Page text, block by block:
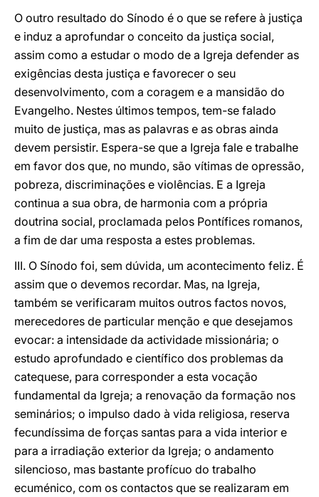
O outro resultado do Sínodo é o que se refere à justiça
e induz a aprofundar o conceito da justiça social,
assim como a estudar o modo de a Igreja defender as
exigências desta justiça e favorecer o seu
desenvolvimento, com a coragem e a mansidão do
Evangelho. Nestes últimos tempos, tem-se falado
muito de justiça, mas as palavras e as obras ainda
devem persistir. Espera-se que a Igreja fale e trabalhe
em favor dos que, no mundo, são vítimas de opressão,
pobreza, discriminações e violências. E a Igreja
continua a sua obra, de harmonia com a própria
doutrina social, proclamada pelos Pontífices romanos,
a fim de dar uma resposta a estes problemas.
III. O Sínodo foi, sem dúvida, um acontecimento feliz. É
assim que o devemos recordar. Mas, na Igreja,
também se verificaram muitos outros factos novos,
merecedores de particular menção e que desejamos
evocar: a intensidade da actividade missionária; o
estudo aprofundado e científico dos problemas da
catequese, para corresponder a esta vocação
fundamental da Igreja; a renovação da formação nos
seminários; o impulso dado à vida religiosa, reserva
fecundíssima de forças santas para a vida interior e
para a irradiação exterior da Igreja; o andamento
silencioso, mas bastante profícuo do trabalho
ecuménico, com os contactos que se realizaram em